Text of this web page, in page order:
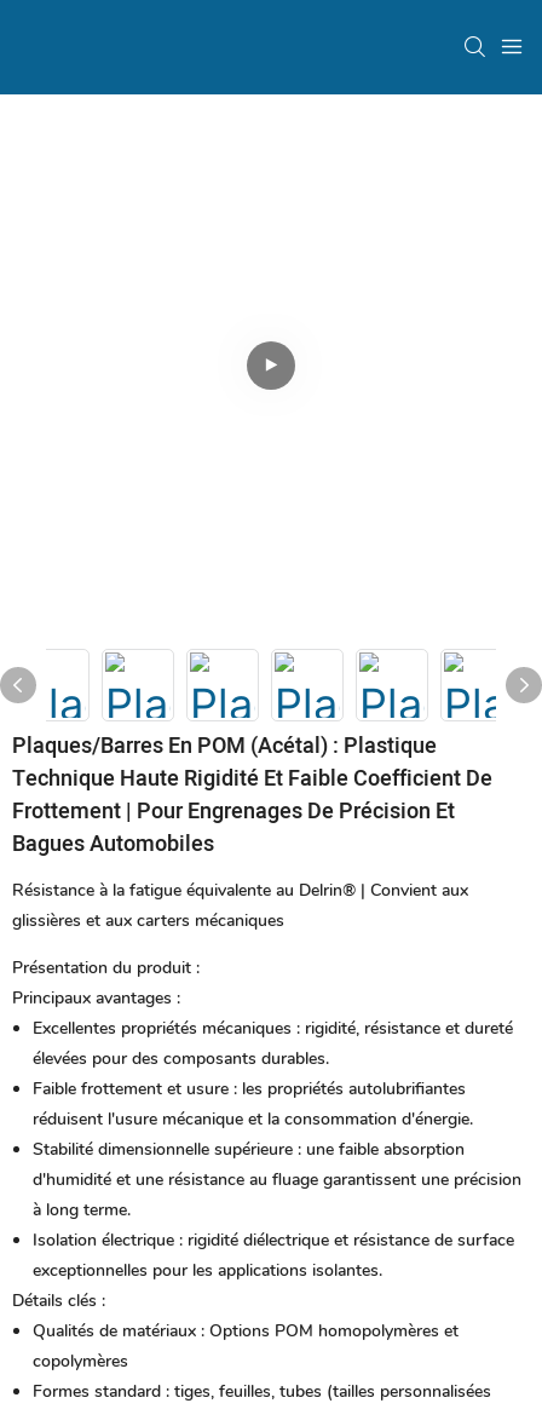
Plaques/barres En POM (acétal) : Plastique
Technique Haute Rigidité Et Faible Coefficient De
Frottement | Pour Engrenages De Précision Et
Bagues Automobiles
Résistance à la fatigue équivalente au Delrin® | Convient aux
glissières et aux carters mécaniques
Présentation du produit :
Principaux avantages :
Excellentes propriétés mécaniques :rigidité, résistance et dureté
élevées pour des composants durables.
Faible frottement et usure :les propriétés autolubrifiantes
réduisent l'usure mécanique et la consommation d'énergie.
Stabilité dimensionnelle supérieure :une faible absorption
d'humidité et une résistance au fluage garantissent une précision
à long terme.
Isolation électrique :rigidité diélectrique et résistance de surface
exceptionnelles pour les applications isolantes.
Détails clés :
Qualités de matériaux :Options POM homopolymères et
copolymères
Formes standard :tiges, feuilles, tubes (tailles personnalisées